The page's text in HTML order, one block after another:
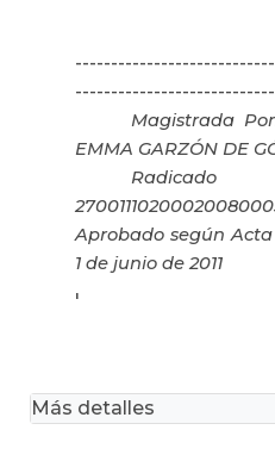
Magistrada
EMMA GARZÓN DE
Aprobado según
1 de junio de 2011
'
Más detalles